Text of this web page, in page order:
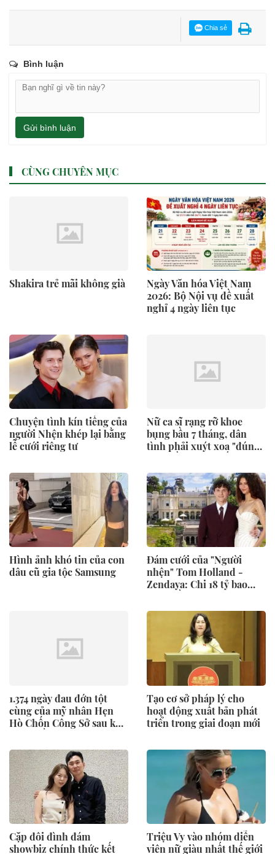
Chia sẻ
Bình luận
Gửi bình luận
CÙNG CHUYÊN MỤC
Shakira trẻ mãi không già
Ngày Văn hóa Việt Nam
2026: Bộ Nội vụ đề xuất
nghỉ 4 ngày liên tục
Chuyện tình kín tiếng của
người Nhện khép lại bằng
lễ cưới riêng tư
Nữ ca sĩ rạng rỡ khoe
bụng bầu 7 tháng, dân
tình phải xuýt xoa "đúng
showbiz"
Hình ảnh khó tin của con
dâu cũ gia tộc Samsung
Đám cưới của "Người
nhện" Tom Holland -
Zendaya: Chi 18 tỷ bao
còn dùng trực thăng đưa
đón dàn khách mời
1.374 ngày đau đớn tột
cùng của mỹ nhân Hẹn
Hò Chốn Công Sở sau khi
Tạo cơ sở pháp lý cho
hoạt động xuất bản phát
triển trong giai đoạn mới
Cặp đôi đình đám
showbiz chính thức kết
Triệu Vy vào nhóm diễn
viên nữ giàu nhất thế giới